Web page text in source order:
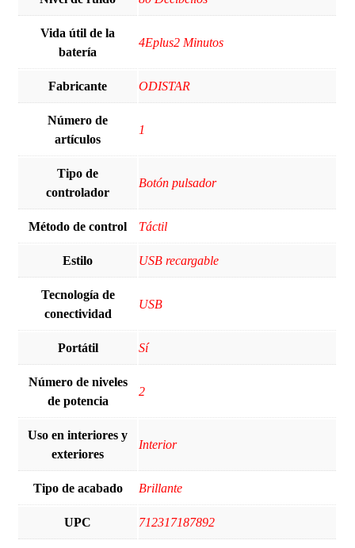
Vida útil de la
batería
4Eplus2 Minutos
Fabricante ODISTAR
Número de
artículos
‎1
Tipo de
controlador
Botón pulsador
Método de control Táctil
Estilo USB recargable
Tecnología de
conectividad
USB
Portátil Sí
Número de niveles
de potencia
2
Uso en interiores y
exteriores
Interior
Tipo de acabado ‎Brillante
UPC 712317187892